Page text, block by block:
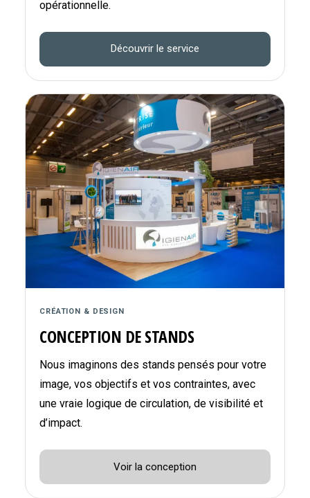
opérationnelle.
Découvrir le service
CRÉATION & DESIGN
CONCEPTION DE STANDS
Nous imaginons des stands pensés pour votre
image, vos objectifs et vos contraintes, avec
une vraie logique de circulation, de visibilité et
d’impact.
Voir la conception